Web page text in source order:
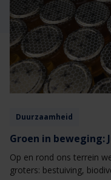
Veelgestelde vragen
Brochures
Technische
Veelgestelde vragen
Duurzaamheid
Groen in beweging:
Op en rond ons terrein
groters: bestuiving,